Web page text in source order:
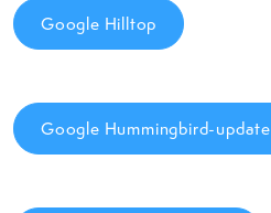
Google Hilltop
Google Hummingbird-update